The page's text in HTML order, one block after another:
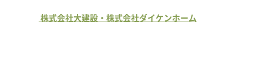
株式会社大建設・株式会社ダイケンホーム